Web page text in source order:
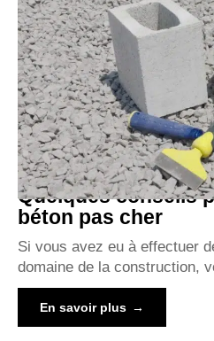
Quelques conseils
béton pas cher
Si vous avez eu à effectuer
domaine de la construction,
En savoir plus